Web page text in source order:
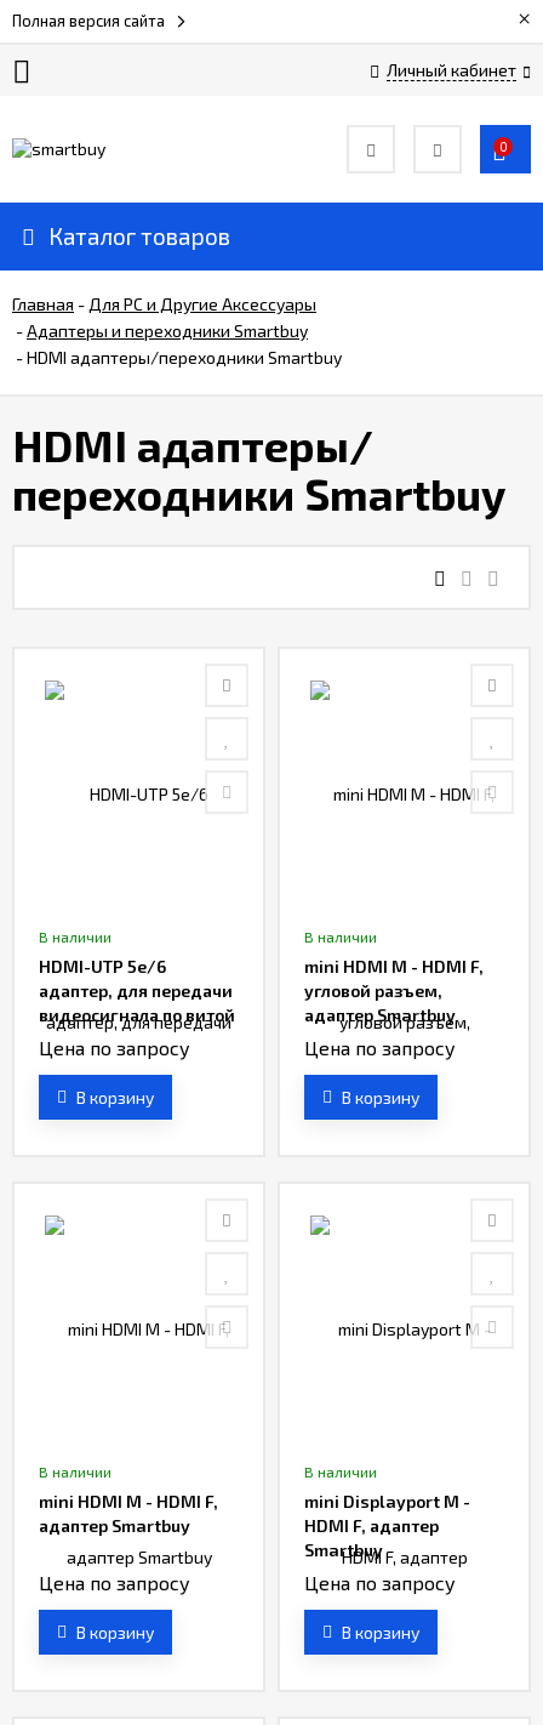
Полная версия сайта ×
Личный кабинет
Прайс-
Доставка
оплата
0
Каталог товаров
Главная - Для РС и Другие Аксессуары
-Адаптеры и переходники Smartbuy
-HDMI адаптеры/переходники Smartbuy
HDMI адаптеры/
переходники Smartbuy
В наличии
HDMI-UTP 5e/6
адаптер, для передачи
видеосигнала по витой
паре, Smartbuy
Цена по запросу
В корзину
В наличии
mini HDMI M - HDMI F,
угловой разъем,
адаптер Smartbuy
Цена по запросу
В корзину
В наличии
mini HDMI M - HDMI F,
адаптер Smartbuy
Цена по запросу
В корзину
В наличии
mini Displayport M -
HDMI F, адаптер
Smartbuy
Цена по запросу
В корзину